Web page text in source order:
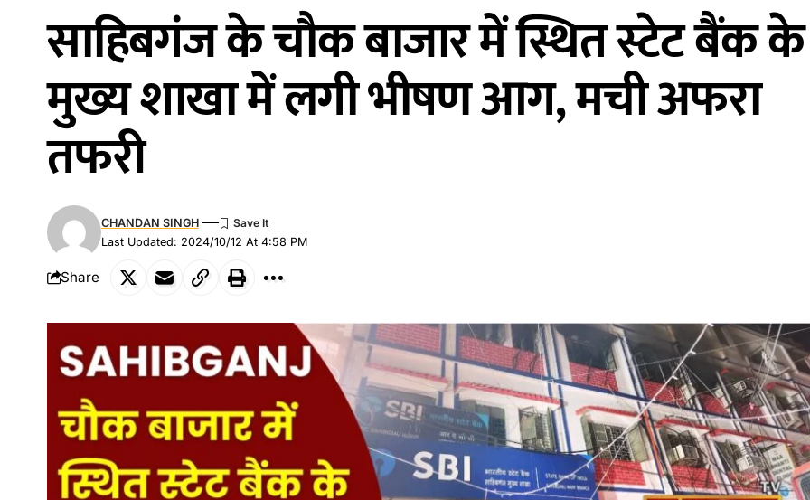
साहिबगंज के चौक बाजार में स्थित स्टेट बैंक के
मुख्य शाखा में लगी भीषण आग, मची अफरा
तफरी
Last Updated: 2024/10/12 At 4:58 PM
CHANDAN SINGH
Share